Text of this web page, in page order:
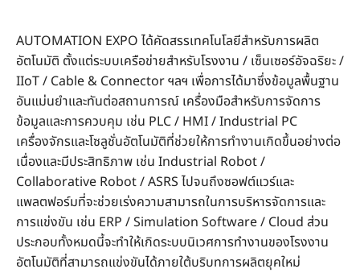
AUTOMATION EXPO ได้คัดสรรเทคโนโลยีสำหรับการผลิต
อัตโนมัติ ตั้งแต่ระบบเครือข่ายสำหรับโรงงาน / เซ็นเซอร์อัจฉริยะ /
IIoT / Cable & Connector ฯลฯ เพื่อการได้มาซึ่งข้อมูลพื้นฐาน
อันแม่นยำและทันต่อสถานการณ์ เครื่องมือสำหรับการจัดการ
ข้อมูลและการควบคุม เช่น PLC / HMI / Industrial PC
เครื่องจักรและโซลูชั่นอัตโนมัติที่ช่วยให้การทำงานเกิดขึ้นอย่างต่อ
เนื่องและมีประสิทธิภาพ เช่น Industrial Robot /
Collaborative Robot / ASRS ไปจนถึงซอฟต์แวร์และ
แพลตฟอร์มที่จะช่วยเร่งความสามารถในการบริหารจัดการและ
การแข่งขัน เช่น ERP / Simulation Software / Cloud ส่วน
ประกอบทั้งหมดนี้จะทำให้เกิดระบบนิเวศการทำงานของโรงงาน
อัตโนมัติที่สามารถแข่งขันได้ภายใต้บริบทการผลิตยุคใหม่